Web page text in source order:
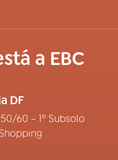
a EBC
DF
60 – 1º Subsolo